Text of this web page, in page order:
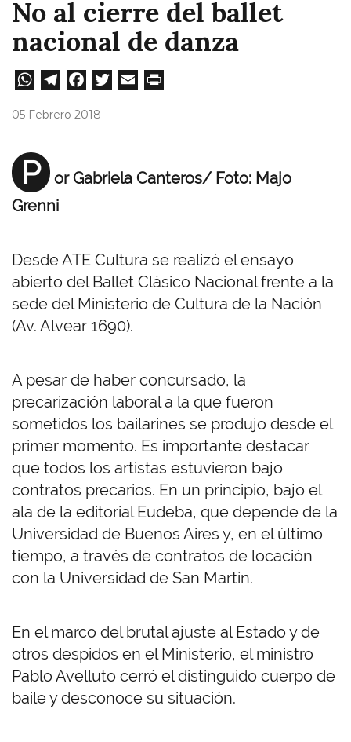
No al cierre del ballet
nacional de danza
W
A
pp
Te
m
Fa
05 Febrero 2018
P
or Gabriela Canteros/ Foto: Majo
Grenni
Desde ATE Cultura se realizó el ensayo
abierto del Ballet Clásico Nacional frente a la
sede del Ministerio de Cultura de la Nación
(Av. Alvear 1690).
A pesar de haber concursado, la
precarización laboral a la que fueron
sometidos los bailarines se produjo desde el
primer momento. Es importante destacar
que todos los artistas estuvieron bajo
contratos precarios. En un principio, bajo el
ala de la editorial Eudeba, que depende de la
Universidad de Buenos Aires y, en el último
tiempo, a través de contratos de locación
con la Universidad de San Martín.
En el marco del brutal ajuste al Estado y de
otros despidos en el Ministerio, el ministro
Pablo Avelluto cerró el distinguido cuerpo de
baile y desconoce su situación.